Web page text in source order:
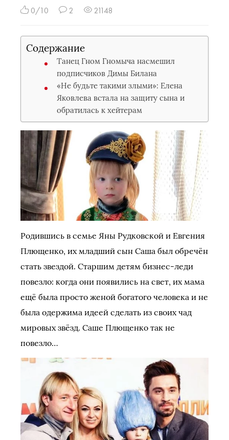
0/10 2 21148
Содержание
Танец Гном Гномыча насмешил
подписчиков Димы Билана
«Не будьте такими злыми»: Елена
Яковлева встала на защиту сына и
обратилась к хейтерам
Родившись в семье Яны Рудковской и Евгения
Плющенко, их младший сын Саша был обречён
стать звездой. Старшим детям бизнес-леди
повезло: когда они появились на свет, их мама
ещё была просто женой богатого человека и не
была одержима идеей сделать из своих чад
мировых звёзд. Саше Плющенко так не
повезло…